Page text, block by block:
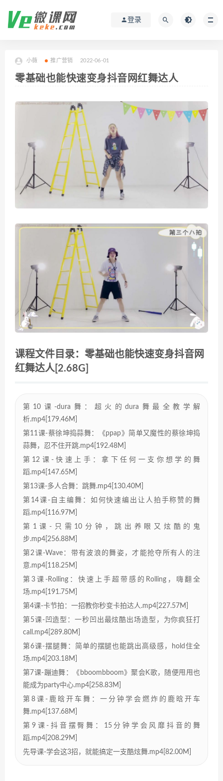
登录
小薇 推广营销 2022-06-01
零基础也能快速变身抖音网红舞达人
课程文件目录：零基础也能快速变身抖音网
红舞达人[2.68G]
第10课-dura舞：超火的dura舞最全教学解
析.mp4[179.46M]
第11课-蔡徐坤捣蒜舞：《ppap》简单又魔性的蔡徐坤捣
蒜舞，忍不住开跳.mp4[192.48M]
第12课-快速上手：拿下任何一支你想学的舞
蹈.mp4[147.65M]
第13课-多人合舞：跳舞.mp4[130.40M]
第14课-自主编舞：如何快速编出让人拍手称赞的舞
蹈.mp4[116.97M]
第1课-只需10分钟，跳出养眼又炫酷的鬼
步.mp4[256.88M]
第2课-Wave：带有波浪的舞姿，才能抢夺所有人的注
意.mp4[118.25M]
第3课-Rolling：快速上手超带感的Rolling，嗨翻全
场.mp4[191.75M]
第4课-卡节拍：一招教你秒变卡拍达人.mp4[227.57M]
第5课-凹造型：一秒凹出最炫酷出场造型，为你疯狂打
call.mp4[289.80M]
第6课-摆腿舞：简单的摆腿也能跳出高级感，hold住全
场.mp4[203.18M]
第7课-蹦迪舞：《bboombboom》聚会K歌，随便甩甩也
能成为party中心.mp4[258.83M]
第8课-鹿晗开车舞：一分钟学会燃炸的鹿晗开车
舞.mp4[137.68M]
第9课-抖音摆臀舞：15分钟学会风靡抖音的舞
蹈.mp4[208.29M]
先导课-学会这3招，就能搞定一支酷炫舞.mp4[82.00M]